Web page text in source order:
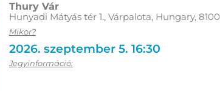
Thury Vár
Hunyadi Mátyás tér 1., Várpalota, Hungary, 8100
Mikor?
2026. szeptember 5. 16:30
Jegyinformáció: